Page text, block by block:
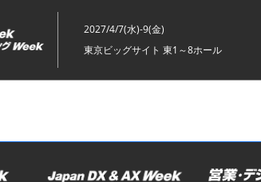
2027/4/7(水)-9(金)
東京ビッグサイト 東1～8ホール